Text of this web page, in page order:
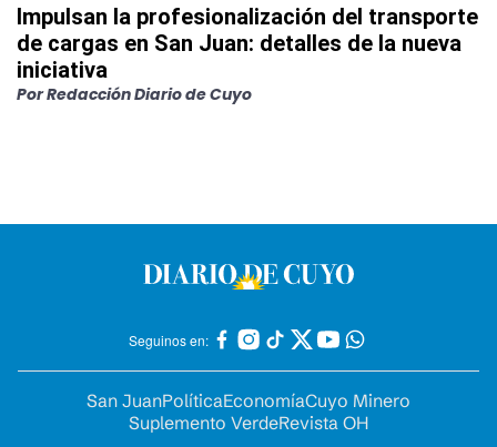
Impulsan la profesionalización del transporte
de cargas en San Juan: detalles de la nueva
iniciativa
PorRedacción Diario de Cuyo
Seguinos en:
San JuanPolíticaEconomíaCuyo Minero
Suplemento VerdeRevista OH